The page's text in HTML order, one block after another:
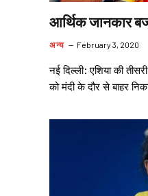
आर्थिक जानकार
अन्य February 3, 2020
नई दिल्ली: एशिया की
को मंदी के दौर से बाहर